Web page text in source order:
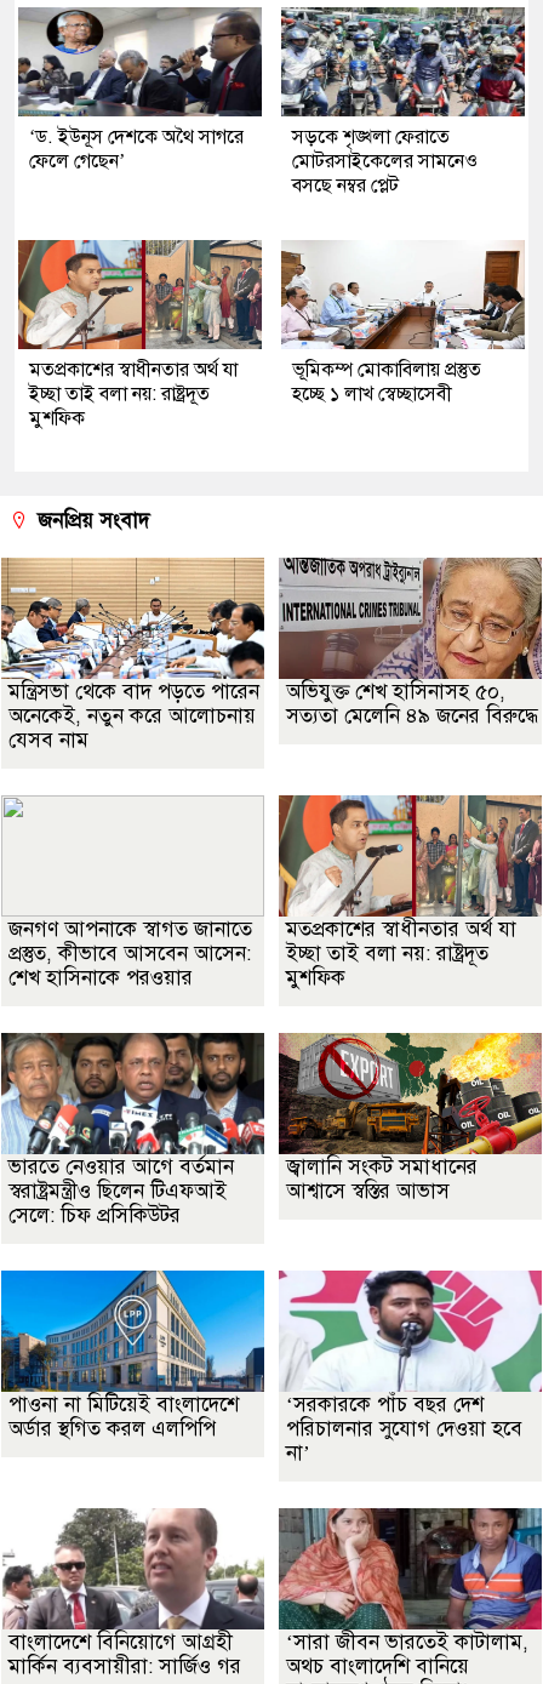
‘ড. ইউনূস দেশকে অথৈ সাগরে
ফেলে গেছেন’
সড়কে শৃঙ্খলা ফেরাতে
মোটরসাইকেলের সামনেও
বসছে নম্বর প্লেট
মতপ্রকাশের স্বাধীনতার অর্থ যা
ইচ্ছা তাই বলা নয়: রাষ্ট্রদূত
মুশফিক
ভূমিকম্প মোকাবিলায় প্রস্তুত
হচ্ছে ১ লাখ স্বেচ্ছাসেবী
জনপ্রিয় সংবাদ
মন্ত্রিসভা থেকে বাদ পড়তে পারেন
অনেকেই, নতুন করে আলোচনায়
যেসব নাম
অভিযুক্ত শেখ হাসিনাসহ ৫০,
সত্যতা মেলেনি ৪৯ জনের বিরুদ্ধে
জনগণ আপনাকে স্বাগত জানাতে
প্রস্তুত, কীভাবে আসবেন আসেন:
শেখ হাসিনাকে পরওয়ার
মতপ্রকাশের স্বাধীনতার অর্থ যা
ইচ্ছা তাই বলা নয়: রাষ্ট্রদূত
মুশফিক
ভারতে নেওয়ার আগে বর্তমান
স্বরাষ্ট্রমন্ত্রীও ছিলেন টিএফআই
সেলে: চিফ প্রসিকিউটর
জ্বালানি সংকট সমাধানের
আশ্বাসে স্বস্তির আভাস
পাওনা না মিটিয়েই বাংলাদেশে
অর্ডার স্থগিত করল এলপিপি
‘সরকারকে পাঁচ বছর দেশ
পরিচালনার সুযোগ দেওয়া হবে
না’
বাংলাদেশে বিনিয়োগে আগ্রহী
মার্কিন ব্যবসায়ীরা: সার্জিও গর
‘সারা জীবন ভারতেই কাটালাম,
অথচ বাংলাদেশি বানিয়ে